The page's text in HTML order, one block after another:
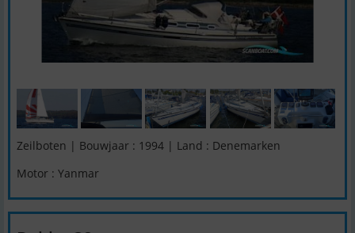
Zeilboten | Bouwjaar : 1994 | Land : Denemarken
Motor : Yanmar